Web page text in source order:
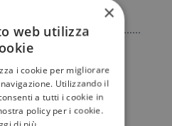
×
web utilizza
i cookie per migliorare
Utilizzando il
a tutti i cookie in
policy per i cookie.